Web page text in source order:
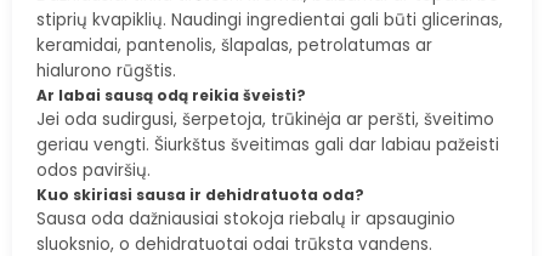
stiprių kvapiklių. Naudingi ingredientai gali būti glicerinas,
keramidai, pantenolis, šlapalas, petrolatumas ar
hialurono rūgštis.
Ar labai sausą odą reikia šveisti?
Jei oda sudirgusi, šerpetoja, trūkinėja ar peršti, šveitimo
geriau vengti. Šiurkštus šveitimas gali dar labiau pažeisti
odos paviršių.
Kuo skiriasi sausa ir dehidratuota oda?
Sausa oda dažniausiai stokoja riebalų ir apsauginio
sluoksnio, o dehidratuotai odai trūksta vandens.